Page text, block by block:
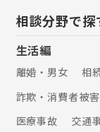
相談分野で探
生活編
離婚・男女 相
詐欺・消費者被害
医療事故
交通